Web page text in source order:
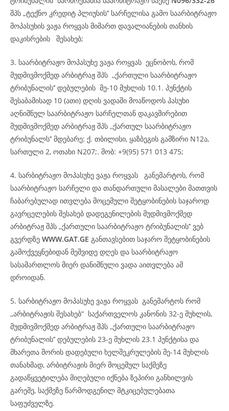
შპს „ტექნო კრედიტ პლიუსის’’ სარჩელისა გამო საარბიტრაჟო
მოპასუხის ვაჟა როყვას მიმართ დავალიანების თანხის
დაკისრების შესახებ;
3. საარბიტრაჟო მოპასუხე ვაჟა როყვას ეცნობოს, რომ
მუდმივმოქმედ არბიტრაჟ შპს ,,ქართული საარბიტრაჟო
ტრიბუნალის’’ დებულების მე-10 მუხლის 10.1. პუნქტის
შესაბამისად 10 (ათი) დღის ვადაში მოაწოდოს პასუხი
აღნიშნულ საარბიტრაჟო სარჩელთან დაკავშირებით
მუდმივმოქმედ არბიტრაჟ შპს ,,ქართულ საარბიტრაჟო
ტრიბუნალს’’ მდებარე: ქ. თბილისი, ყაზბეგის გამზირი N12ა,
სართული 2, ოთახი N207;. მობ: +9(95) 571 013 475;
4. სარბიტრაჟო მოპასუხე ვაჟა როყვას განემარტოს, რომ
საარბიტრაჟო სარჩელი და თანდართული მასალები მათთვის
ჩაბარებულად ითვლება მოცემული შეტყობინების საჯაროდ
გავრცელების შესახებ დადეგენილების მუდმივმოქმედ
არბიტრაჟ შპს ,,ქართული საარბიტრაჟო ტრიბუნალის’’ ვებ
გვერდზე WWW.GAT.GE განთავსებით საჯარო შეტყობინების
გამოქვეყნებიდან მეშვიდე დღეს და საარბიტრაჟო
სასამართლოს მიერ დანიშნული ვადა აითვლება ამ
დროიდან.
5. სარბიტრაჟო მოპასუხე ვაჟა როყვას განემარტოს რომ
,,არბიტრაჟის შესახებ“ საქართველოს კანონის 32-ე მუხლის,
მუდმივმოქმედ არბიტრაჟ შპს ,,ქართული საარბიტრაჟო
ტრიბუნალის’’ დებულების 23-ე მუხლის 23.1 პუნქტისა და
მხარეთა შორის დადებული ხელშეკრულების მე-14 მუხლის
თანახმად, არბიტრაჟის მიერ მოცემულ საქმეზე
გადაწყვეტილება მიღებული იქნება ზეპირი განხილვის
გარეშე, საქმეზე წარმოდგენილ მტკიცებულებათა
საფუძველზე.